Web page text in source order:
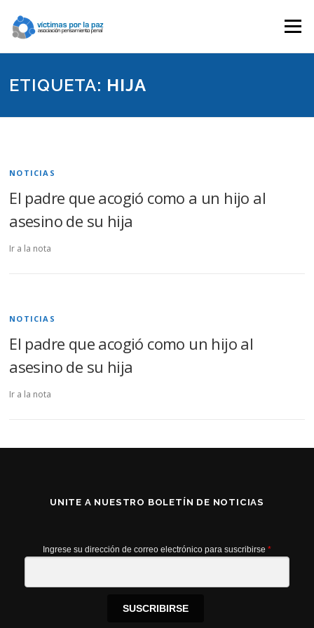
contenido
Menú
ETIQUETA: HIJA
NOTICIAS
El padre que acogió como a un hijo al
asesino de su hija
Ir a la nota
NOTICIAS
El padre que acogió como un hijo al
asesino de su hija
Ir a la nota
UNITE A NUESTRO BOLETÍN DE NOTICIAS
Ingrese su dirección de correo electrónico para suscribirse *
SUSCRIBIRSE